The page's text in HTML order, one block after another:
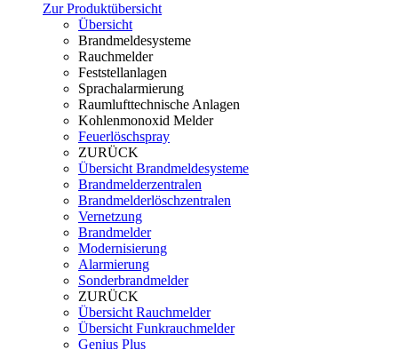
Zur Produktübersicht
Übersicht
Brandmeldesysteme
Rauchmelder
Feststellanlagen
Sprachalarmierung
Raumlufttechnische Anlagen
Kohlenmonoxid Melder
Feuerlöschspray
ZURÜCK
Übersicht Brandmeldesysteme
Brandmelderzentralen
Brandmelderlöschzentralen
Vernetzung
Brandmelder
Modernisierung
Alarmierung
Sonderbrandmelder
ZURÜCK
Übersicht Rauchmelder
Übersicht Funkrauchmelder
Genius Plus